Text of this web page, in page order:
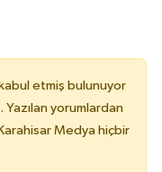
kabul etmiş bulunuyor
yorumlardan
Medya hiçbir